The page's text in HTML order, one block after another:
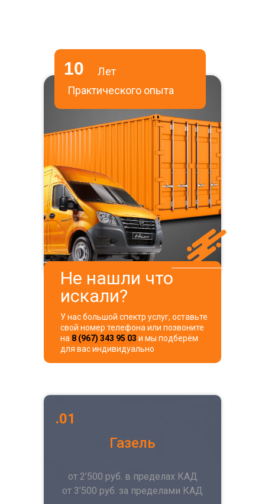
.01
Газель
10
Не нашли что
искали?
У нас большой спектр услуг, оставьте
свой номер телефона или позвоните
на 8 (967) 343 95 03 и мы подберём
для вас индивидуально
Лет
Практического опыта
от 2’500 руб. в пределах КАД
от 3’500 руб. за пределами КАД